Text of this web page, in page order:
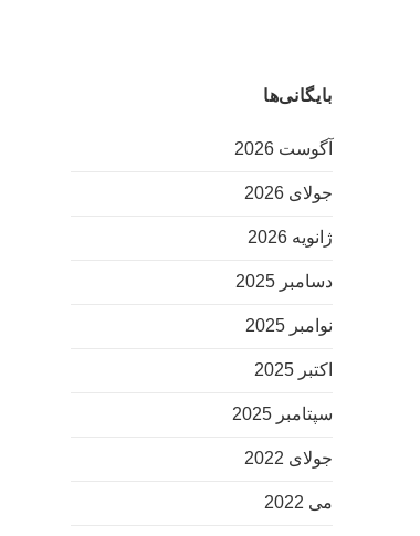
بایگانی‌ها
آگوست 2026
جولای 2026
ژانویه 2026
دسامبر 2025
نوامبر 2025
اکتبر 2025
سپتامبر 2025
جولای 2022
می 2022